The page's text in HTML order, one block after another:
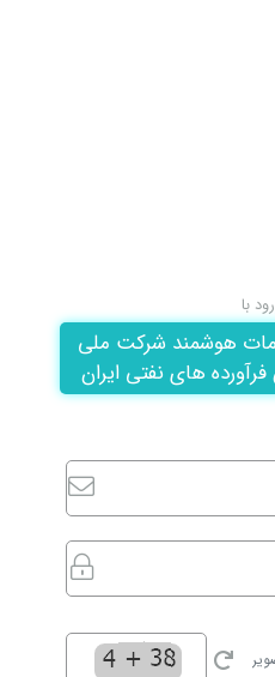
با
هوشمند شرکت ملی
های نفتی ایران